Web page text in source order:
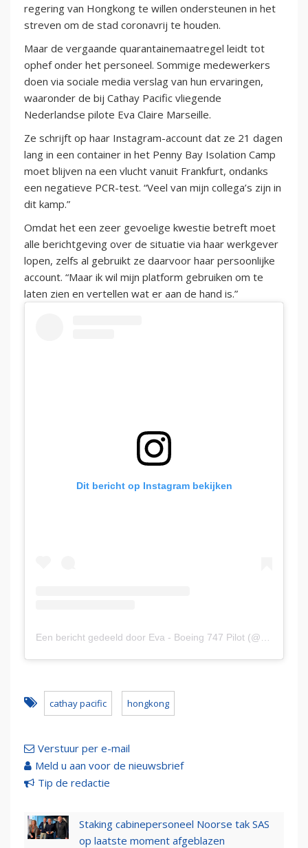
regering van Hongkong te willen ondersteunen in het
streven om de stad coronavrij te houden.
Maar de vergaande quarantainemaatregel leidt tot
ophef onder het personeel. Sommige medewerkers
doen via sociale media verslag van hun ervaringen,
waaronder de bij Cathay Pacific vliegende
Nederlandse pilote Eva Claire Marseille.
Ze schrijft op haar Instagram-account dat ze 21 dagen
lang in een container in het Penny Bay Isolation Camp
moet blijven na een vlucht vanuit Frankfurt, ondanks
een negatieve PCR-test. “Veel van mijn collega’s zijn in
dit kamp.”
Omdat het een zeer gevoelige kwestie betreft moet
alle berichtgeving over de situatie via haar werkgever
lopen, zelfs al gebruikt ze daarvoor haar persoonlijke
account. “Maar ik wil mijn platform gebruiken om te
laten zien en vertellen wat er aan de hand is.”
Dit bericht op Instagram bekijken
Een bericht gedeeld door Eva - Boeing 747 Pilot (@flywitheva)
cathay pacific hongkong
Verstuur per e-mail
Meld u aan voor de nieuwsbrief
Tip de redactie
Staking cabinepersoneel Noorse tak SAS
op laatste moment afgeblazen